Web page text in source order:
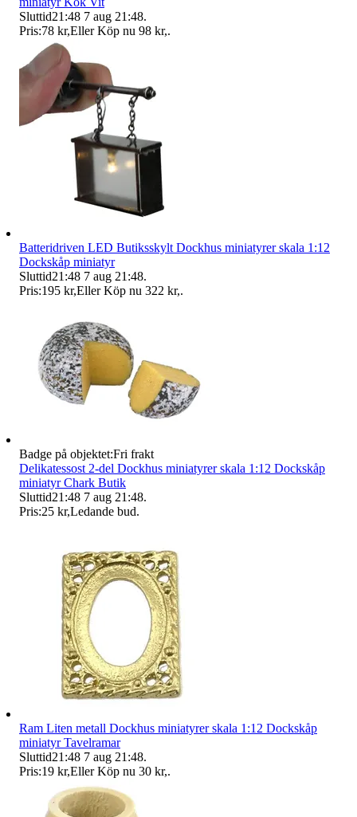
Sluttid21:48 7 aug 21:48.
Pris:78 kr,Eller Köp nu 98 kr,.
Batteridriven LED Butiksskylt Dockhus miniatyrer skala 1:12
Dockskåp miniatyr
Sluttid21:48 7 aug 21:48.
Pris:195 kr,Eller Köp nu 322 kr,.
Badge på objektet:Fri frakt
Delikatessost 2-del Dockhus miniatyrer skala 1:12 Dockskåp
miniatyr Chark Butik
Sluttid21:48 7 aug 21:48.
Pris:25 kr,Ledande bud.
Ram Liten metall Dockhus miniatyrer skala 1:12 Dockskåp
miniatyr Tavelramar
Sluttid21:48 7 aug 21:48.
Pris:19 kr,Eller Köp nu 30 kr,.